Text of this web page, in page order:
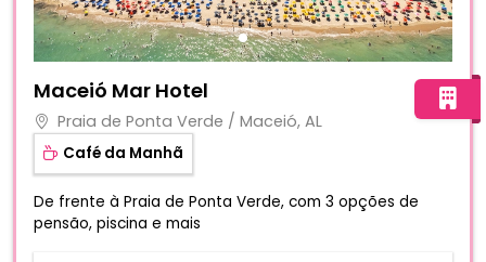
Maceió Mar Hotel
Praia de Ponta Verde / Maceió, AL
Café da Manhã
De frente à Praia de Ponta Verde, com 3 opções de
pensão, piscina e mais